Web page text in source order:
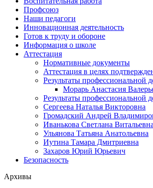
Профсоюз
Наши педагоги
Инновационная деятельность
Готов к труду и обороне
Информация о школе
Аттестация
Нормативные документы
Аттестация в целях
Результаты профессиональной
Морарь Анастасия
Результаты профессиональной
Сергеева Наталья Викторовна
Громадский Андрей
Иванькова Светлана Витальевна
Ульянова Татьяна Анатольевна
Иутина Тамара Дмитриевна
Захаров Юрий Юрьевич
Безопасность
Архивы